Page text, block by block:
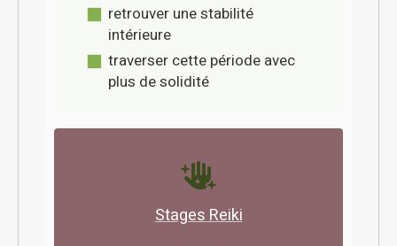
retrouver une stabilité
intérieure
traverser cette période avec
plus de solidité
Stages Reiki